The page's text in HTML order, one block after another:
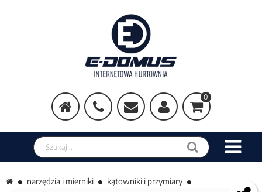
0
Szukaj w sklepie
narzędzia i mierniki kątowniki i przymiary